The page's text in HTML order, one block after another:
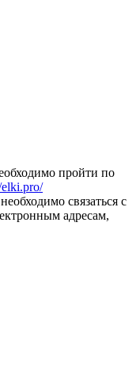
пройти по
связаться с
адресам,